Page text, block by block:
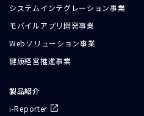
システムインテグレーション事業
モバイルアプリ開発事業
Webソリューション事業
健康経営推進事業
製品紹介
i-Reporter